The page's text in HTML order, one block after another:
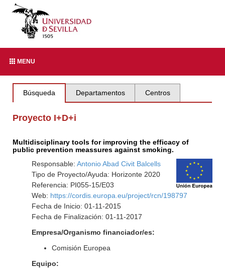
MENU
Búsqueda Departamentos Centros
Proyecto I+D+i
Multidisciplinary tools for improving the efficacy of
public prevention meassures against smoking.
Responsable: Antonio Abad Civit Balcells
Tipo de Proyecto/Ayuda: Horizonte 2020
Referencia: PI055-15/E03
Web: https://cordis.europa.eu/project/rcn/198797
Fecha de Inicio: 01-11-2015
Fecha de Finalización: 01-11-2017
Empresa/Organismo financiador/es:
Comisión Europea
Equipo: